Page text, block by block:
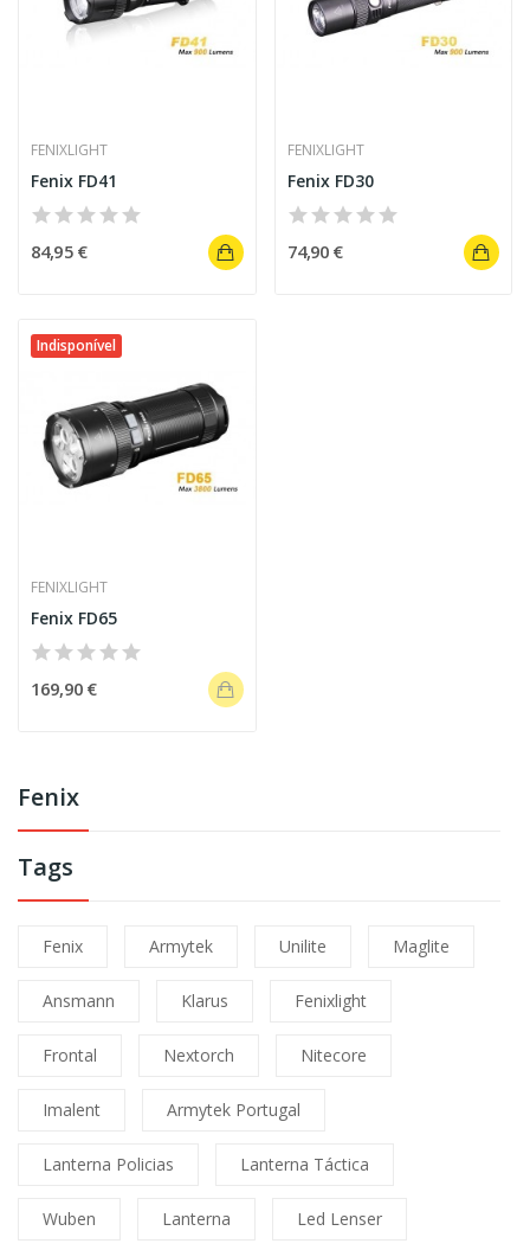
Fenix
Tags
Fenix Armytek Unilite Maglite
Ansmann Klarus Fenixlight
Frontal Nextorch Nitecore
Imalent Armytek Portugal
Lanterna Policias Lanterna Táctica
Wuben Lanterna Led Lenser
FENIXLIGHT
Fenix FD41
84,95 €
FENIXLIGHT
Fenix FD30
74,90 €
Indisponível
FENIXLIGHT
Fenix FD65
169,90 €